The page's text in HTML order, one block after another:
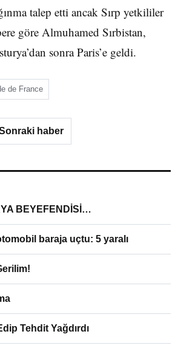
talep etti ancak Sırp yetkililer
göre Almuhamed Sırbistan,
sonra Paris’e geldi.
de France
haber
BEYEFENDİSİ…
baraja uçtu: 5 yaralı
Tehdit Yağdırdı